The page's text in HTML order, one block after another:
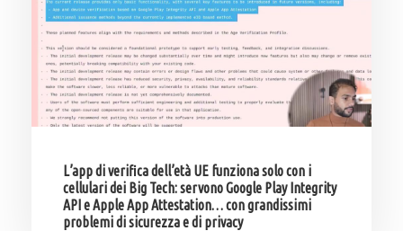
L’app di verifica dell’età UE funziona solo con i
cellulari dei Big Tech: servono Google Play Integrity
API e Apple App Attestation… con grandissimi
problemi di sicurezza e di privacy